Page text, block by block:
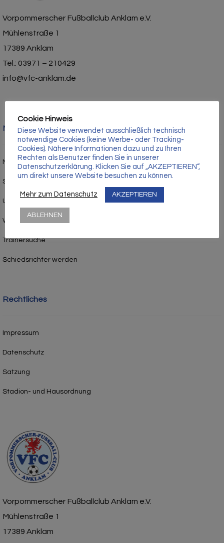
Vorpommerscher Fußballclub Anklam e.V.
Mühlenstraße 1
17389 Anklam
Tel.: 03971 – 210429
info@vfc-anklam.de
Nützliche Links
Mitgliedschaft
Sponsor werden
Unsere Geburtstagskinder
Werner-Seelenbinder-Stadion
Trainersuche
Schiedsrichter werden
Rechtliches
Impressum
Datenschutz
Satzung
Stadion- und Hausordnung
Vorpommerscher Fußballclub Anklam e.V.
Mühlenstraße 1
17389 Anklam
Cookie Hinweis
Diese Website verwendet ausschließlich technisch
notwendige Cookies (keine Werbe- oder Tracking-
Cookies). Nähere Informationen dazu und zu Ihren
Rechten als Benutzer finden Sie in unserer
Datenschutzerklärung. Klicken Sie auf „AKZEPTIEREN“,
um direkt unsere Website besuchen zu können.
Mehr zum Datenschutz AKZEPTIEREN
ABLEHNEN